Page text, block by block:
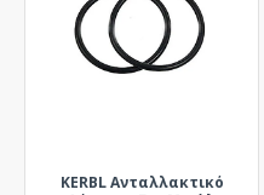
KERBL Ανταλλακτικό